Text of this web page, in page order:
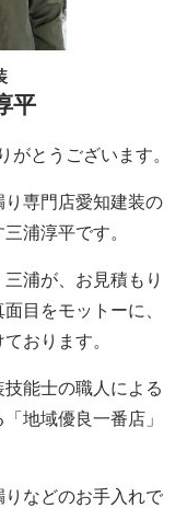
平
がとうございます。
専門店愛知建装の
浦淳平です。
浦が、お見積もり
目をモットーに、
おります。
能士の職人による
地域優良一番店」
などのお手入れで